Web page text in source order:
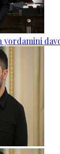
yordamini